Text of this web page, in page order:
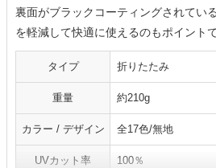
裏面がブラックコーティングされてい
を軽減して快適に使えるのもポイントで
タイプ 折りたたみ
重量 約210g
カラー / デザイン 全17色/無地
UVカット率 100％